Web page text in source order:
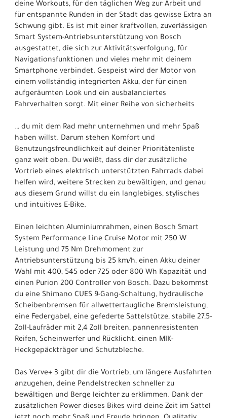
deine Workouts, für den täglichen Weg zur Arbeit und
für entspannte Runden in der Stadt das gewisse Extra an
Schwung gibt. Es ist mit einer kraftvollen, zuverlässigen
Smart System-Antriebsunterstützung von Bosch
ausgestattet, die sich zur Aktivitätsverfolgung, für
Navigationsfunktionen und vieles mehr mit deinem
Smartphone verbindet. Gespeist wird der Motor von
einem vollständig integrierten Akku, der für einen
aufgeräumten Look und ein ausbalanciertes
Fahrverhalten sorgt. Mit einer Reihe von sicherheits
… du mit dem Rad mehr unternehmen und mehr Spaß
haben willst. Darum stehen Komfort und
Benutzungsfreundlichkeit auf deiner Prioritätenliste
ganz weit oben. Du weißt, dass dir der zusätzliche
Vortrieb eines elektrisch unterstützten Fahrrads dabei
helfen wird, weitere Strecken zu bewältigen, und genau
aus diesem Grund willst du ein langlebiges, stylisches
und intuitives E-Bike.
Einen leichten Aluminiumrahmen, einen Bosch Smart
System Performance Line Cruise Motor mit 250 W
Leistung und 75 Nm Drehmoment zur
Antriebsunterstützung bis 25 km/h, einen Akku deiner
Wahl mit 400, 545 oder 725 oder 800 Wh Kapazität und
einen Purion 200 Controller von Bosch. Dazu bekommst
du eine Shimano CUES 9-Gang-Schaltung, hydraulische
Scheibenbremsen für allwettertaugliche Bremsleistung,
eine Federgabel, eine gefederte Sattelstütze, stabile 27,5-
Zoll-Laufräder mit 2,4 Zoll breiten, pannenresistenten
Reifen, Scheinwerfer und Rücklicht, einen MIK-
Heckgepäckträger und Schutzbleche.
Das Verve+ 3 gibt dir die Vortrieb, um längere Ausfahrten
anzugehen, deine Pendelstrecken schneller zu
bewältigen und Berge leichter zu erklimmen. Dank der
zusätzlichen Power dieses Bikes wird deine Zeit im Sattel